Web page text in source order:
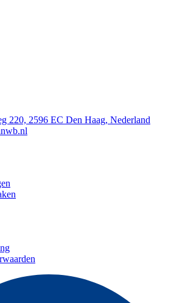
220, 2596 EC Den Haag, Nederland